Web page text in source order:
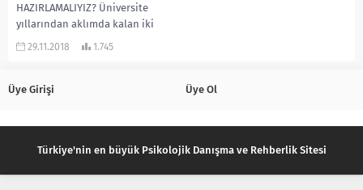
HAZIRLAMALIYIZ? Üniversite
yıllarından aklımda kalan iki
küçük anım, hikâyem ve
29.11.2018 1.745
Üye Girişi Üye Ol
Türkiye'nin en büyük Psikolojik Danışma ve Rehberlik Sitesi